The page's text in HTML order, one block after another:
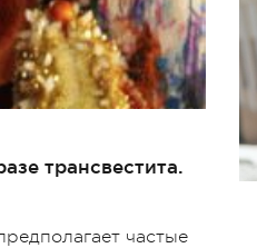
трансвестита.
частые